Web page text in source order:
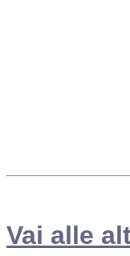
Vai alle